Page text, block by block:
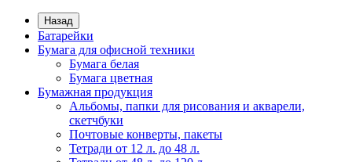
Назад
Батарейки
Бумага для офисной техники
Бумага белая
Бумага цветная
Бумажная продукция
Альбомы, папки для рисования и акварели,
скетчбуки
Почтовые конверты, пакеты
Тетради от 12 л. до 48 л.